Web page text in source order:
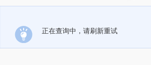
正在查询中，请刷新重试